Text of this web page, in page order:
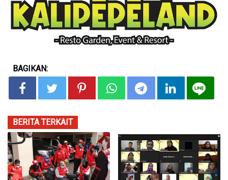
BAGIKAN:
BERITA TERKAIT